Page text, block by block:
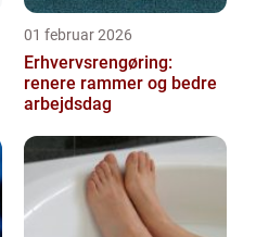
01 februar 2026
Erhvervsrengøring:
renere rammer og bedre
arbejdsdag